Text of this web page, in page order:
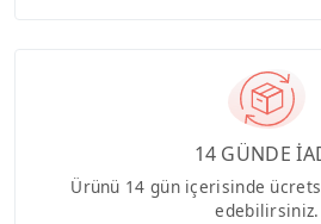
14 GÜNDE
Ürünü 14 gün içerisinde
edebilirsiniz.